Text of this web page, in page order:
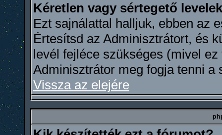
Kéretlen vagy sértegető
Ezt sajnálattal halljuk, ebben az
Értesítsd az Adminisztrátort, és
levél fejléce szükséges (mivel
Adminisztrátor meg fogja tenni a
Vissza az elejére